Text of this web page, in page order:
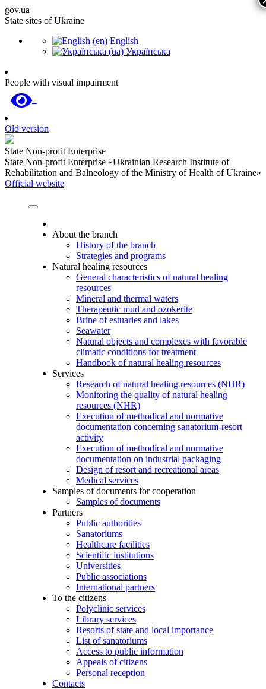
gov.ua
State sites of Ukraine
English
Українська
People with visual impairment
Old version
State Non-profit Enterprise
State Non-profit Enterprise «Ukrainian Research Institute of
Rehabilitation and Balneology of the Ministry of Health of Ukraine»
Official website
About the branch
History of the branch
Strategies and programs
Natural healing resources
General characteristics of natural healing
resources
Mineral and thermal waters
Therapeutic mud and ozokerite
Brine of estuaries and lakes
Seawater
Natural objects and complexes with favorable
climatic conditions for treatment
Handbook of natural healing resources
Services
Research of natural healing resources (NHR)
Monitoring the quality of natural healing
resources (NHR)
Execution of methodical and normative
documentation concerning sanatorium-resort
activity
Execution of methodical and normative
documentation on industrial packaging
Design of resort and recreational areas
Medical services
Samples of documents for cooperation
Samples of documents
Partners
Public authorities
Sanatoriums
Healthcare facilities
Scientific institutions
Universities
Public associations
International partners
To the citizens
Polyclinic services
Library services
Resorts of state and local importance
List of sanatoriums
Access to public information
Appeals of citizens
Personal reception
Contacts